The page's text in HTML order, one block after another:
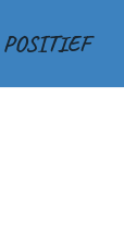
POSITIEF